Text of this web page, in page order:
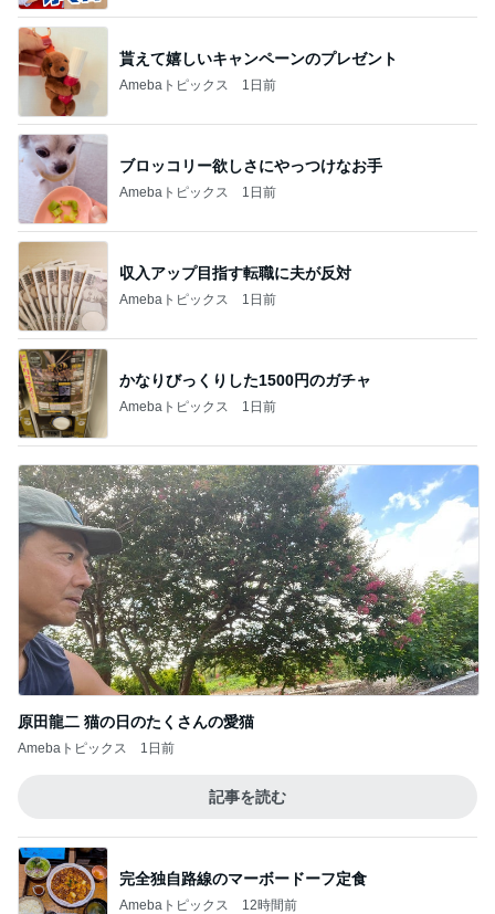
貰えて嬉しいキャンペーンのプレゼント
Amebaトピックス 1日前
ブロッコリー欲しさにやっつけなお手
Amebaトピックス 1日前
収入アップ目指す転職に夫が反対
Amebaトピックス 1日前
かなりびっくりした1500円のガチャ
Amebaトピックス 1日前
原田龍二 猫の日のたくさんの愛猫
Amebaトピックス 1日前
記事を読む
完全独自路線のマーボードーフ定食
Amebaトピックス 12時間前